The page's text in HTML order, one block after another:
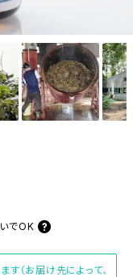
でOK
（お届け先によって、